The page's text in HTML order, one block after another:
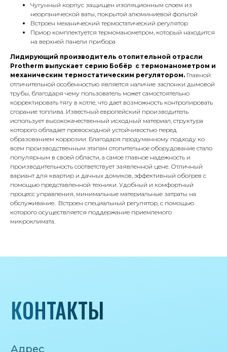
Чугунный корпус защищен изоляционным слоем из
неорганической ваты, покрытой алюминиевой фольгой
Встроен механический термостатический регулятор
Приор комплектуется термоманометром, который находится
на верхней панели прибора
Лидирующий производитель отопительной отрасли
Protherm выпускает серию Бобёр с термоманометром и
механическим термостатическим регулятором. Главной
отличительной особенностью является наличие заслонки дымовой
трубы, благодаря чему пользователь может самостоятельно
корректировать тягу в котле, что дает возможность контролировать
сгорание топлива. Известный европейский производитель
использует высококачественный исходный материал, структура
которого обладает превосходной устойчивостью перед
образованием коррозии. Благодаря продуманному подходу ко
всем производственным этапам отопительное оборудование стало
популярным в своей области, а самое главное надежность и
производительность соответствует заявленной цене. Отличный
вариант для квартир и дачных домиков, эффективный обогрев с
помощью представленной техники. Удобный и комфортный
процесс управления, минимальные материальные затраты на
обслуживание. Встроен специальный регулятор, с помощью
которого осуществляется поддержание приемлемого
микроклимата.
Адрес
Г.Москва Волоколамское шоссе,
71/22к2
Пн-вс с 9:00 до 18:00
Телефон
8 495 233-79-79
Почта
iceicemarket@yandex.ru
8 985 233-79-79
КОНТАКТЫ